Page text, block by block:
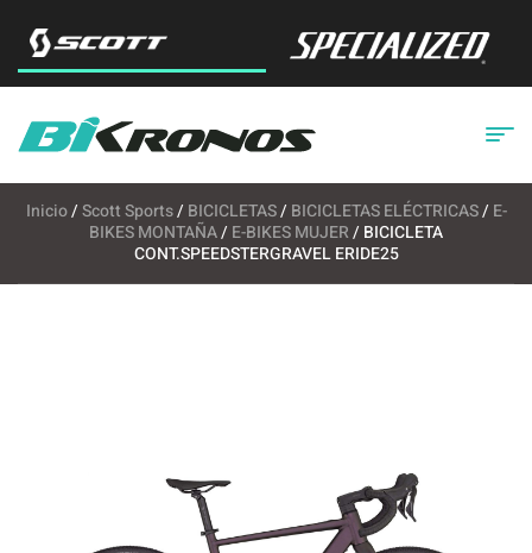
Inicio/Scott Sports/ BICICLETAS/ BICICLETAS ELÉCTRICAS/ E-
BIKES MONTAÑA/ E-BIKES MUJER/ BICICLETA
CONT.SPEEDSTERGRAVEL ERIDE25